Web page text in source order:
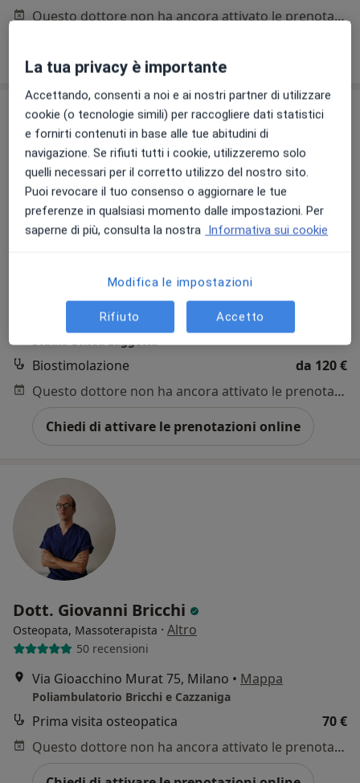
Questo dottore non ha ancora attivato le prenotazioni online presso questo indirizzo.
Dott.ssa Giulia Laggetta
Altro
Viale Tunisia 41 - 1 piano, Milano•Mappa
Biostimolazione
da 120 €
Questo dottore non ha ancora attivato le prenotazioni online presso questo indirizzo.
Chiedi di attivare le prenotazioni online
Dott. Giovanni Bricchi
Osteopata, Massoterapista · Altro
50 recensioni
Via Gioacchino Murat 75, Milano • Mappa
Poliambulatorio Bricchi e Cazzaniga
Prima visita osteopatica
70 €
Questo dottore non ha ancora attivato le prenotazioni online presso questo indirizzo.
La tua privacy è importante
Accettando, consenti a noi e ai nostri partner di utilizzare
cookie (o tecnologie simili) per raccogliere dati statistici
e fornirti contenuti in base alle tue abitudini di
navigazione. Se rifiuti tutti i cookie, utilizzeremo solo
quelli necessari per il corretto utilizzo del nostro sito.
Puoi revocare il tuo consenso o aggiornare le tue
preferenze in qualsiasi momento dalle impostazioni. Per
saperne di più, consulta la nostra Informativa sui cookie
Modifica le impostazioni
Rifiuto Accetto